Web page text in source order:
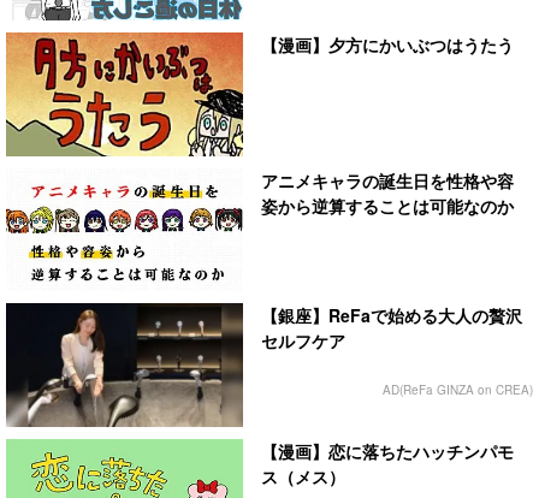
【漫画】夕方にかいぶつはうたう
アニメキャラの誕生日を性格や容
姿から逆算することは可能なのか
【銀座】ReFaで始める大人の贅沢
セルフケア
AD(ReFa GINZA on CREA)
【漫画】恋に落ちたハッチンパモ
ス（メス）